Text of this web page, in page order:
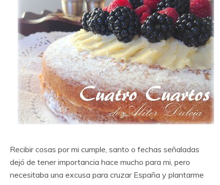
Recibir cosas por mi cumple, santo o fechas señaladas
dejó de tener importancia hace mucho para mi, pero
necesitaba una excusa para cruzar España y plantarme